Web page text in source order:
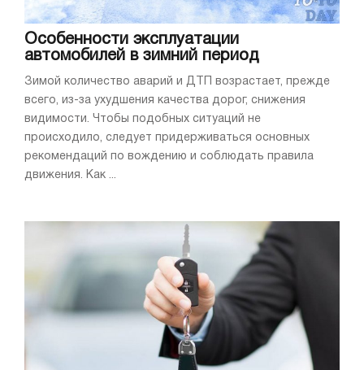
Особенности эксплуатации
автомобилей в зимний период
Зимой количество аварий и ДТП возрастает, прежде
всего, из-за ухудшения качества дорог, снижения
видимости. Чтобы подобных ситуаций не
происходило, следует придерживаться основных
рекомендаций по вождению и соблюдать правила
движения. Как ...